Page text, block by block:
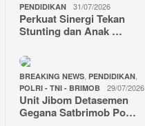
PENDIDIKAN 31/07/2026
Perkuat Sinergi Tekan
Stunting dan Anak …
BREAKING NEWS PENDIDIKAN
POLRI - TNI - BRIMOB 29/07/2026
Unit Jibom Detasemen
Gegana Satbrimob Po…